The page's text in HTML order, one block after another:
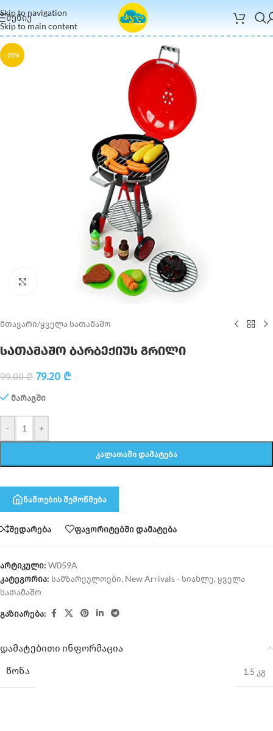
Skip to navigation
Skip to main content
ᲛᲔᲜᲘᲣ
-20%
Click to enlarge
მთავარი/ყველა სათამაშო
სათამაშო ბარბექიუს გრილი
99.00₾ 79.20 ₾
მარაგში
- +
ᲙᲐᲚᲐᲗᲐᲨᲘ ᲓᲐᲛᲐᲢᲔᲑᲐ
ნაშთების შემოწმება
შედარება ფავორიტებში დამატება
არტიკული: W059A
კატეგორია: სამზარეულოები, New Arrivals - სიახლე, ყველა
სათამაშო
გაზიარება:
დამატებითი ინფორმაცია
ᲬᲝᲜᲐ
1.5 კგ